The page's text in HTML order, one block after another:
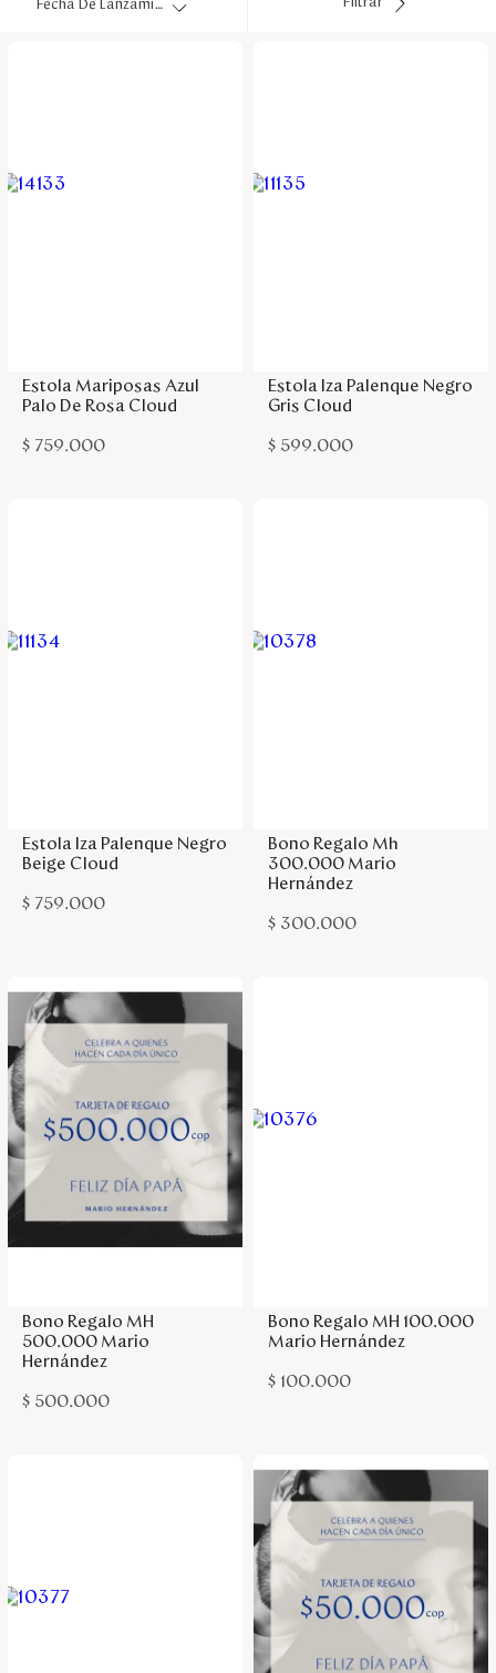
Panamá
USA
Venezuela
Fecha De Lanzamiento Filtrar
Estola Mariposas Azul
Palo De Rosa Cloud
$ 759.000
Estola Iza Palenque Negro
Gris Cloud
$ 599.000
Estola Iza Palenque Negro
Beige Cloud
$ 759.000
Bono Regalo Mh
300.000 Mario
Hernández
$ 300.000
Bono Regalo MH
500.000 Mario
Hernández
$ 500.000
Bono Regalo MH 100.000
Mario Hernández
$ 100.000